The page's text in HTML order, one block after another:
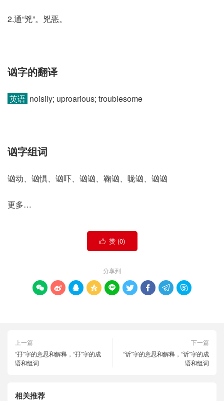
2.通“兇”。兇恶。
讻字的翻译
英语 noisily; uproarious; troublesome
讻字组词
讻动、讻惧、讻吓、讻讻、鞠讻、咙讻、讻讻
更多…
 赞 (0)
分享到
        
上一篇
“孖”字的意思和解释，“孖”字的成
语和组词
下一篇
“䜣”字的意思和解释，“䜣”字的成
语和组词
相关推荐